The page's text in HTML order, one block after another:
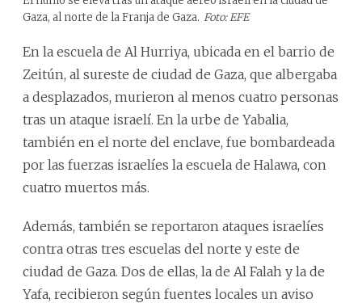
Gaza, al norte de la Franja de Gaza. Foto: EFE
En la escuela de Al Hurriya, ubicada en el barrio de
Zeitún, al sureste de ciudad de Gaza, que albergaba
a desplazados, murieron al menos cuatro personas
tras un ataque israelí. En la urbe de Yabalia,
también en el norte del enclave, fue bombardeada
por las fuerzas israelíes la escuela de Halawa, con
cuatro muertos más.
Además, también se reportaron ataques israelíes
contra otras tres escuelas del norte y este de
ciudad de Gaza. Dos de ellas, la de Al Falah y la de
Yafa, recibieron según fuentes locales un aviso